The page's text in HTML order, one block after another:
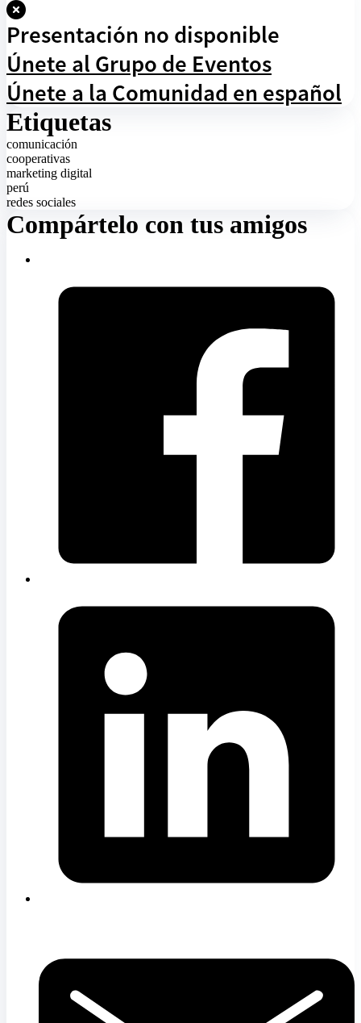
Presentación no disponible
Únete al Grupo de Eventos
Únete a la Comunidad en español
Etiquetas
comunicación
cooperativas
marketing digital
perú
redes sociales
Compártelo con tus amigos